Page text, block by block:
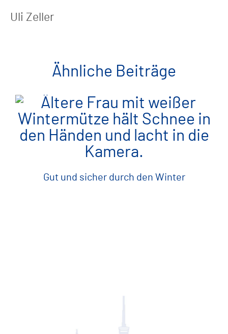
Uli Zeller
Ähnliche Beiträge
Gut und sicher durch den Winter